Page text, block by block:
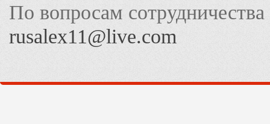
По вопросам
rusalex11@live.com